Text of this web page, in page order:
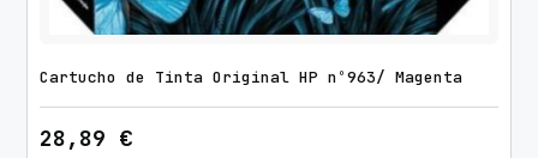
Cartucho de Tinta Original HP nº963/ Magenta
28,89 €